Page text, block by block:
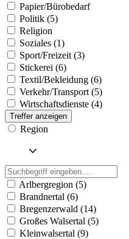
Papier/Bürobedarf
Politik (5)
Religion
Soziales (1)
Sport/Freizeit (3)
Stickerei (6)
Textil/Bekleidung (6)
Verkehr/Transport (5)
Wirtschaftsdienste (4)
Treffer anzeigen
Region
Arlbergregion (5)
Brandnertal (6)
Bregenzerwald (14)
Großes Walsertal (5)
Kleinwalsertal (9)